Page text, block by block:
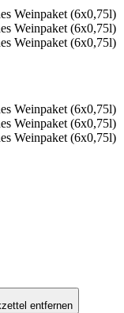
entfernen